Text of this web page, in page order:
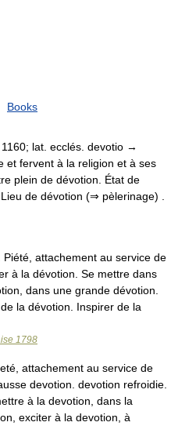
Books
lat. ecclés. devotio →
et fervent à la religion et à ses
plein de dévotion. État de
de dévotion (⇒ pèlerinage) .
attachement au service de
à la dévotion. Se mettre dans
dans une grande dévotion.
la dévotion. Inspirer de la
1798
attachement au service de
devotion. devotion refroidie.
à la devotion, dans la
exciter à la devotion, à